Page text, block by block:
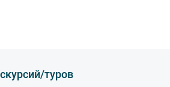
туров